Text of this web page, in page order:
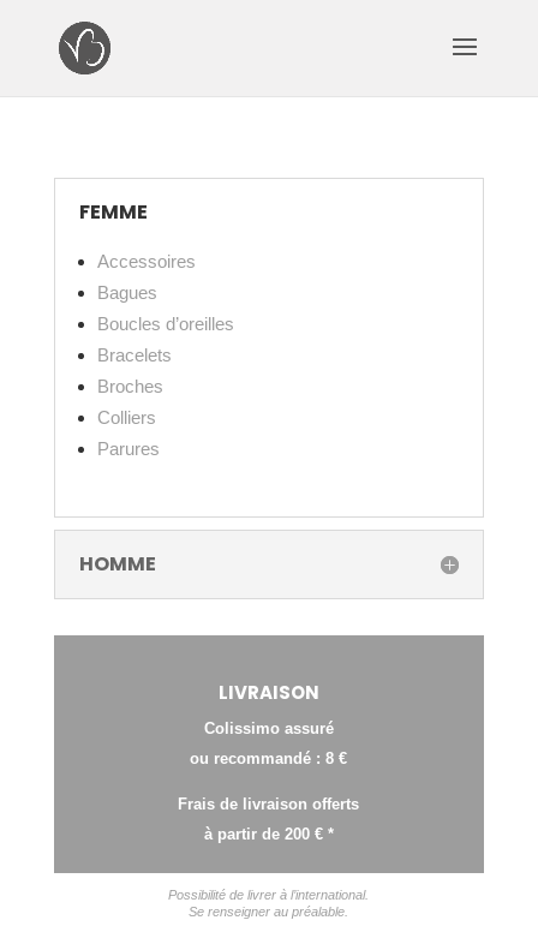
FEMME
Accessoires
Bagues
Boucles d’oreilles
Bracelets
Broches
Colliers
Parures
HOMME
LIVRAISON
Colissimo assuré
ou recommandé : 8 €
Frais de livraison offerts
à partir de 200 € *
Possibilité de livrer à l’international.
Se renseigner au préalable.